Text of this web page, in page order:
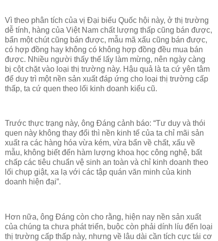
Vì theo phân tích của vị Đại biểu Quốc hội này, ở thị trường
dễ tính, hàng của Việt Nam chất lượng thấp cũng bán được,
bẩn một chút cũng bán được, mẫu mã xấu cũng bán được,
có hợp đồng hay không có không hợp đồng đều mua bán
được. Nhiều người thấy thế lấy làm mừng, nên ngày càng
bị cột chặt vào loại thị trường này. Hậu quả là ta cứ yên tâm
để duy trì một nền sản xuất đáp ứng cho loại thị trường cấp
thấp, ta cứ quen theo lối kinh doanh kiểu cũ.
Trước thực trạng này, ông Đáng cảnh báo: “Tư duy và thói
quen này không thay đổi thì nền kinh tế của ta chỉ mãi sản
xuất ra các hàng hóa vừa kém, vừa bẩn về chất, xấu về
mẫu, không biết đến hàm lượng khoa học công nghệ, bất
chấp các tiêu chuẩn vệ sinh an toàn và chỉ kinh doanh theo
lối chụp giật, xa lạ với các tập quán văn minh của kinh
doanh hiện đại”.
Hơn nữa, ông Đáng còn cho rằng, hiện nay nền sản xuất
của chúng ta chưa phát triển, buộc còn phải dính líu đến loại
thị trường cấp thấp này, nhưng về lâu dài cần tích cực tái cơ